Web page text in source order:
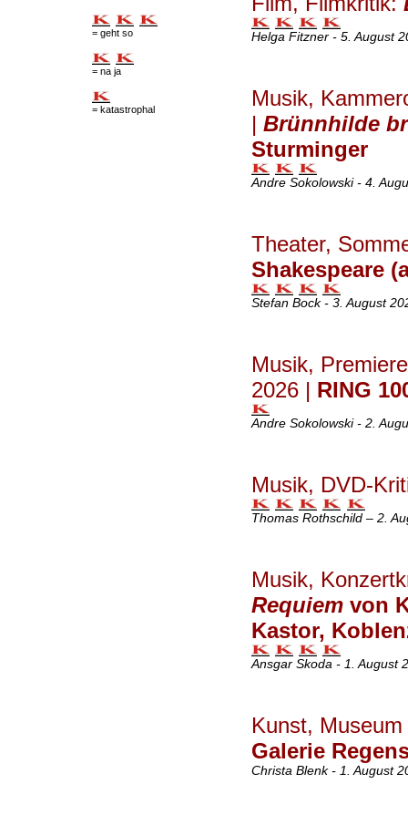
= geht so
= na ja
= katastrophal
Helga Fitzner - 5. August
Musik,
| Brünnhilde
Sturminger
Andre Sokolowski - 4.
Theater,
Shakespeare
Stefan Bock - 3. August
Musik,
2026 | RING
Andre Sokolowski - 2.
Musik, DVD-
Thomas Rothschild – 2.
Musik,
Requiemvon
Kastor,
Ansgar Skoda - 1. August
Kunst,
Galerie
Christa Blenk - 1. August